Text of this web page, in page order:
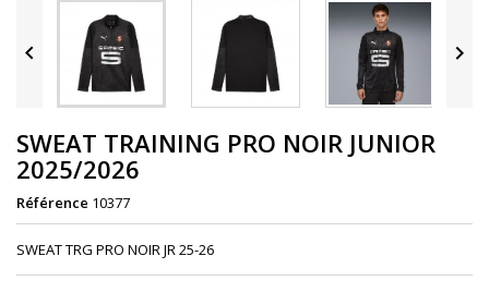
 
SWEAT TRAINING PRO NOIR JUNIOR
2025/2026
Référence 10377
SWEAT TRG PRO NOIR JR 25-26